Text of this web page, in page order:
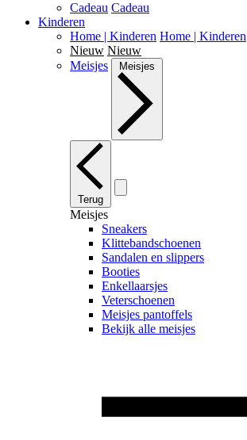
Cadeau Cadeau
Kinderen
Home | Kinderen Home | Kinderen
Nieuw Nieuw
Meisjes
Meisjes
Terug
Meisjes
Sneakers
Klittebandschoenen
Sandalen en slippers
Booties
Enkellaarsjes
Veterschoenen
Meisjes pantoffels
Bekijk alle meisjes